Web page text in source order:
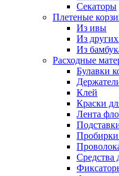
Секаторы
Плетеные
Из ивы
Из
Из
Расходные
Булавки
Клей
Краски
Лента
Пробирки
Средства